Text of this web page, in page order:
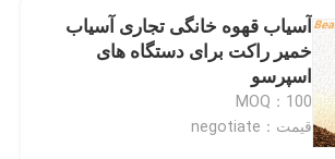
آسیاب قهوه خانگی تجاری آسیاب
خمیر راکت برای دستگاه های
اسپرسو
MOQ：100
قیمت：negotiate